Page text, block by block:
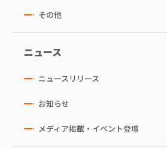
その他
ニュース
ニュースリリース
お知らせ
メディア掲載・イベント登壇